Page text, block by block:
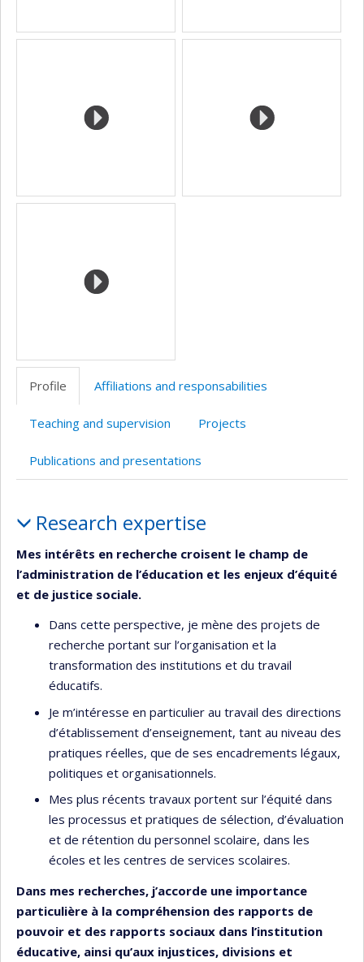
Profile Affiliations and responsabilities
Teaching and supervision Projects
Publications and presentations
Research expertise
Mes intérêts en recherche croisent le champ de
l’administration de l’éducation et les enjeux d’équité
et de justice sociale.
Dans cette perspective, je mène des projets de
recherche portant sur l’organisation et la
transformation des institutions et du travail
éducatifs.
Je m’intéresse en particulier au travail des directions
d’établissement d’enseignement, tant au niveau des
pratiques réelles, que de ses encadrements légaux,
politiques et organisationnels.
Mes plus récents travaux portent sur l’équité dans
les processus et pratiques de sélection, d’évaluation
et de rétention du personnel scolaire, dans les
écoles et les centres de services scolaires.
Dans mes recherches, j’accorde une importance
particulière à la compréhension des rapports de
pouvoir et des rapports sociaux dans l’institution
éducative, ainsi qu’aux injustices, divisions et